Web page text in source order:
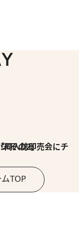
会にチャレンジ その2」
TOP